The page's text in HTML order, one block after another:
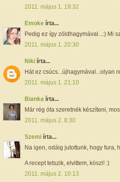
2011. május 1. 19:32
Emoke írta...
Pedig ez így zöldhagymával...:) Mi
2011. május 1. 20:30
Niki írta...
Hát ez csúcs...újhagymával...olyan
2011. május 1. 21:10
Bianka írta...
Már rég óta szeretnék készíteni,
2011. május 2. 8:30
Szemi írta...
Na igen, odáig jutottunk, hogy fura,
A recept tetszik, elvittem, köszi! :)
2011. május 2. 10:13